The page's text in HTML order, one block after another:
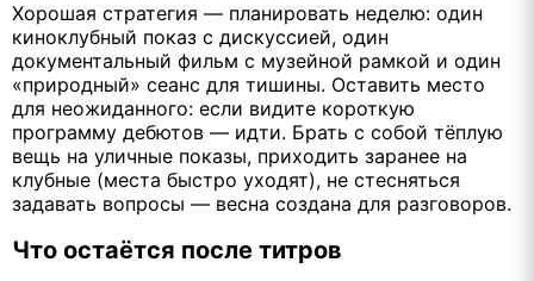
Хорошая стратегия — планировать неделю: один
киноклубный показ с дискуссией, один
документальный фильм с музейной рамкой и один
«природный» сеанс для тишины. Оставить место
для неожиданного: если видите короткую
программу дебютов — идти. Брать с собой тёплую
вещь на уличные показы, приходить заранее на
клубные (места быстро уходят), не стесняться
задавать вопросы — весна создана для разговоров.
Что остаётся после титров